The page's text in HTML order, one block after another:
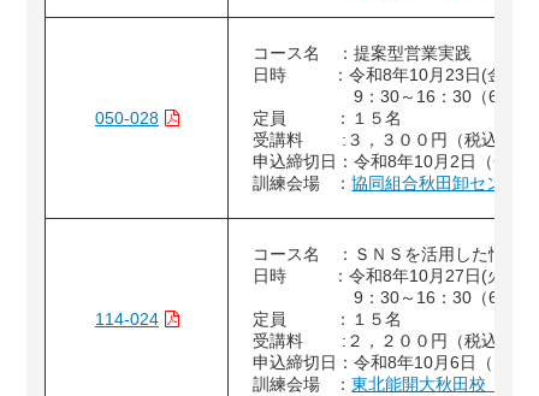
050-028
コース名 ：提案型営業実践
日時 ：令和8年10月23日(金)
9：30～16：30（6時間
定員 ：１５名
受講料 :３，３００円（税込）
申込締切日：令和8年10月2日（金）
訓練会場 ：協同組合秋田卸センタ
114-024
コース名 ：ＳＮＳを活用した情報
日時 ：令和8年10月27日(火)
9：30～16：30（6時間
定員 ：１５名
受講料 :２，２００円（税込）
申込締切日：令和8年10月6日（火）
訓練会場 ：東北能開大秋田校（大